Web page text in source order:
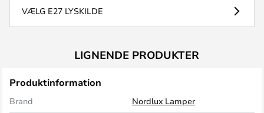
VÆLG E27 LYSKILDE
LIGNENDE PRODUKTER
Produktinformation
Brand
Nordlux Lamper